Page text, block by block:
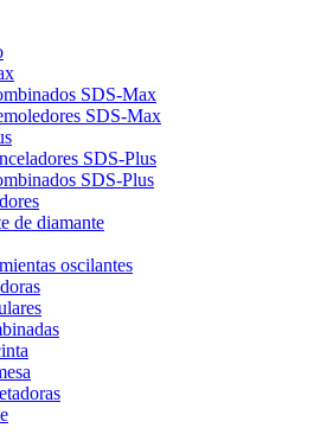
SDS-Max
SDS-Max
SDS-Plus
SDS-Plus
de diamante
oscilantes